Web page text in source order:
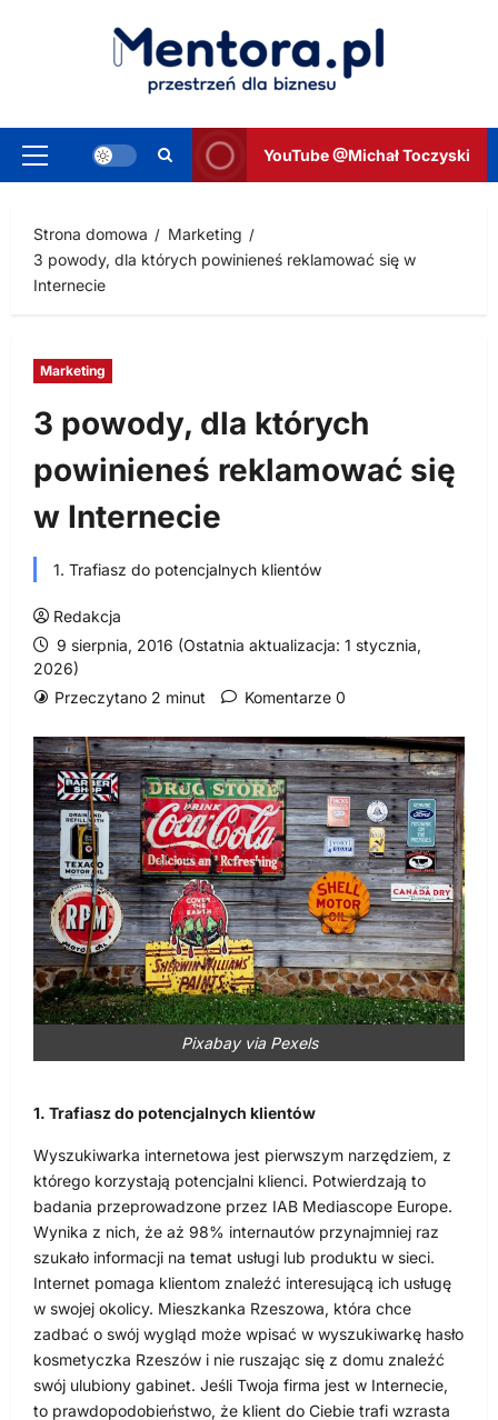
Menu
YouTube @Michał Toczyski
Strona domowa
Marketing
3 powody, dla których powinieneś reklamować się w
Internecie
Marketing
3 powody, dla których
powinieneś reklamować się
w Internecie
1. Trafiasz do potencjalnych klientów
Redakcja
9 sierpnia, 2016 (Ostatnia aktualizacja: 1 stycznia,
2026)
Przeczytano 2 minut
Komentarze 0
Pixabay via Pexels
1. Trafiasz do potencjalnych klientów
Wyszukiwarka internetowa jest pierwszym narzędziem, z
którego korzystają potencjalni klienci. Potwierdzają to
badania przeprowadzone przez IAB Mediascope Europe.
Wynika z nich, że aż 98% internautów przynajmniej raz
szukało informacji na temat usługi lub produktu w sieci.
Internet pomaga klientom znaleźć interesującą ich usługę
w swojej okolicy. Mieszkanka Rzeszowa, która chce
zadbać o swój wygląd może wpisać w wyszukiwarkę hasło
kosmetyczka Rzeszów i nie ruszając się z domu znaleźć
swój ulubiony gabinet. Jeśli Twoja firma jest w Internecie,
to prawdopodobieństwo, że klient do Ciebie trafi wzrasta